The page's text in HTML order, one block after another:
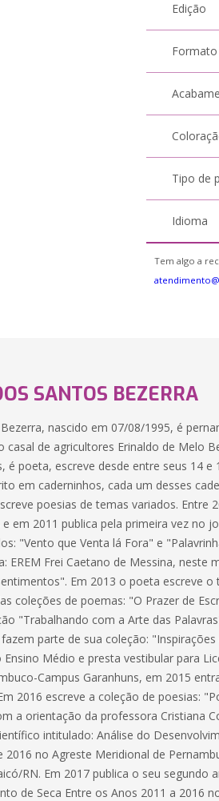
Edição
Formato
Tipo de
Idioma
Tem algo a
SANTOS BEZERRA
nascido em 07/08/1995, é
casal de agricultores Erinaldo de Melo
é poeta, escreve desde entre seus 14
em caderninhos, cada um desses
poesias de temas variados. Entre
em 2011 publica pela primeira vez no
"Vento que Venta lá Fora" e
EREM Frei Caetano de Messina, neste
Em 2013 o poeta escreve
coleções de poemas: "O Prazer de
"Trabalhando com a Arte das
parte de sua coleção:
Médio e presta vestibular para
Campus Garanhuns, em 2015
2016 escreve a coleção de poesias:
a orientação da professora Cristiana
intitulado: Análise do
2016 no Agreste Meridional de
RN. Em 2017 publica o seu segundo
de Seca Entre os Anos 2011 a 2016